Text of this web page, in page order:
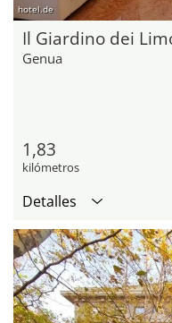
hotel.de
Il Giardino dei
Genua
1,83
kilómetros
Detalles